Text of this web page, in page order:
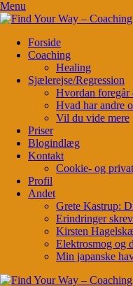
Menu
Forside
Coaching
Healing
Sjælerejse/Regression
Hvordan foregår
Hvad har andre
Vil du vide mere
Priser
Blogindlæg
Kontakt
Cookie- og
Profil
Andet
Grete Kastrup:
Erindringer
Kirsten
Elektrosmog og
Min japanske